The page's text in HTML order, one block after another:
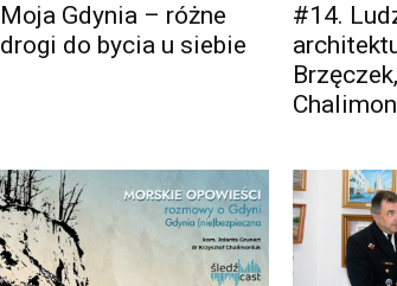
Moja Gdynia – różne
drogi do bycia u siebie
#14.